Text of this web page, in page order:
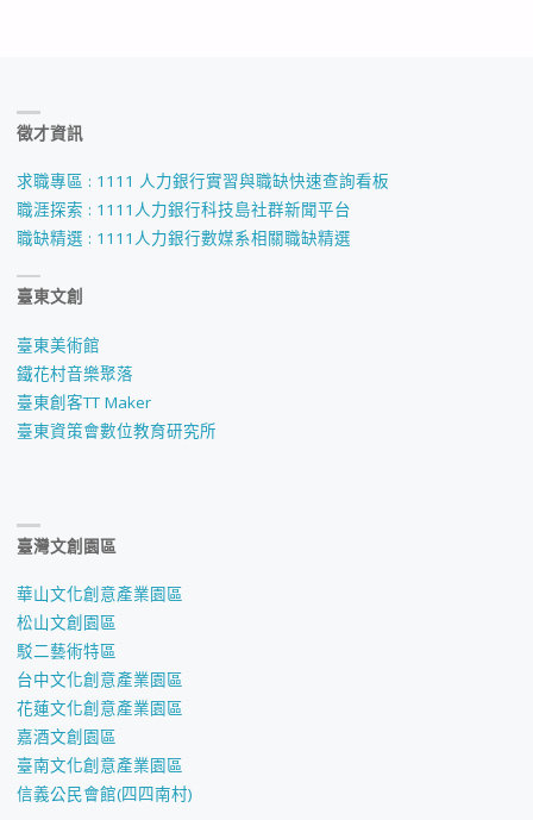
徵才資訊
求職專區 : 1111 人力銀行實習與職缺快速查詢看板
職涯探索 : 1111人力銀行科技島社群新聞平台
職缺精選 : 1111人力銀行數媒系相關職缺精選
臺東文創
臺東美術館
鐵花村音樂聚落
臺東創客TT Maker
臺東資策會數位教育研究所
臺灣文創園區
華山文化創意產業園區
松山文創園區
駁二藝術特區
台中文化創意產業園區
花蓮文化創意產業園區
嘉酒文創園區
臺南文化創意產業園區
信義公民會館(四四南村)